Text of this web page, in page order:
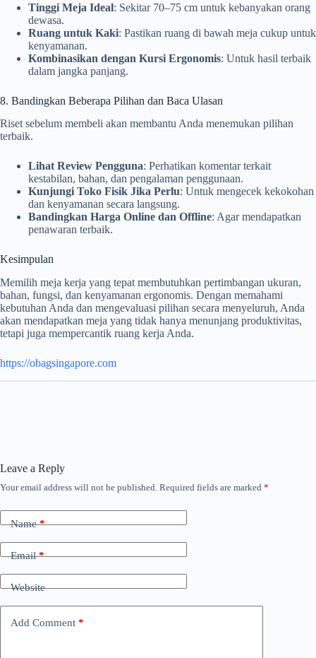
Tinggi Meja Ideal: Sekitar 70–75 cm untuk kebanyakan orang
dewasa.
Ruang untuk Kaki: Pastikan ruang di bawah meja cukup untuk
kenyamanan.
Kombinasikan dengan Kursi Ergonomis: Untuk hasil terbaik
dalam jangka panjang.
8. Bandingkan Beberapa Pilihan dan Baca Ulasan
Riset sebelum membeli akan membantu Anda menemukan pilihan
terbaik.
Lihat Review Pengguna: Perhatikan komentar terkait
kestabilan, bahan, dan pengalaman penggunaan.
Kunjungi Toko Fisik Jika Perlu: Untuk mengecek kekokohan
dan kenyamanan secara langsung.
Bandingkan Harga Online dan Offline: Agar mendapatkan
penawaran terbaik.
Kesimpulan
Memilih meja kerja yang tepat membutuhkan pertimbangan ukuran,
bahan, fungsi, dan kenyamanan ergonomis. Dengan memahami
kebutuhan Anda dan mengevaluasi pilihan secara menyeluruh, Anda
akan mendapatkan meja yang tidak hanya menunjang produktivitas,
tetapi juga mempercantik ruang kerja Anda.
https://obagsingapore.com
Leave a Reply
Your email address will not be published. Required fields are marked *
Name*
Email*
Website
Add Comment *